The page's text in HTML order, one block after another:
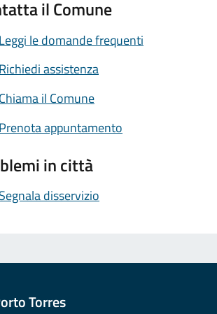
il Comune
le domande frequenti
assistenza
il Comune
appuntamento
in città
disservizio
Torres